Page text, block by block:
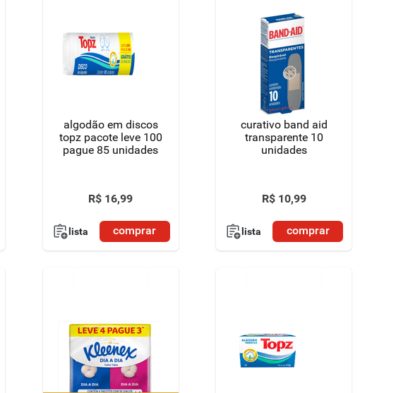
algodão em discos
topz pacote leve 100
pague 85 unidades
R$ 16,99
lista comprar
curativo band aid
transparente 10
unidades
R$ 10,99
lista comprar